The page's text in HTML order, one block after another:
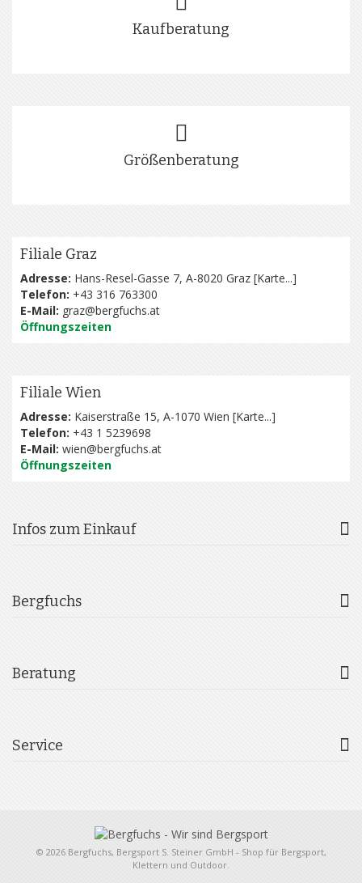
Kaufberatung
Größenberatung
Filiale Graz
Adresse: Hans-Resel-Gasse 7, A-8020 Graz [Karte...]
Telefon: +43 316 763300
E-Mail: graz@bergfuchs.at
Öffnungszeiten
Filiale Wien
Adresse: Kaiserstraße 15, A-1070 Wien [Karte...]
Telefon: +43 1 5239698
E-Mail: wien@bergfuchs.at
Öffnungszeiten
Infos zum Einkauf
Bergfuchs
Beratung
Service
© 2026 Bergfuchs, Bergsport S. Steiner GmbH - Shop für Bergsport,
Klettern und Outdoor.